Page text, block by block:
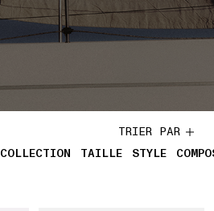
COLLECTION TAILLE STYLE
TRIER PAR